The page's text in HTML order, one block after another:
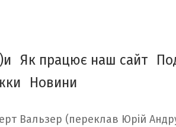
Як працює наш сайт
Новини
Вальзер (переклав Юрій